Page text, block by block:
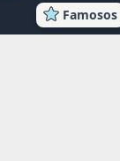
Famosos